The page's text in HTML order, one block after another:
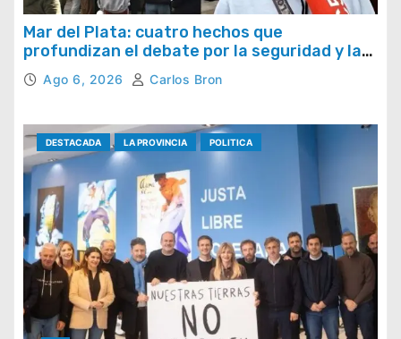
Mar del Plata: cuatro hechos que
profundizan el debate por la seguridad y la
respuesta del Estado
Ago 6, 2026 Carlos Bron
DESTACADA LA PROVINCIA POLITICA